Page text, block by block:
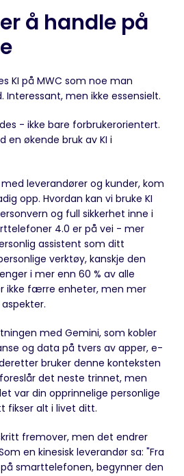
å handle på
KI på MWC som noe man
men ikke essensielt.
- ikke bare forbrukerorientert.
en økende bruk av KI i
leverandører og kunder, kom
opp. Hvordan kan vi bruke KI
og full sikkerhet inne i
4.0 er på vei - mer
assistent som ditt
verktøy, kanskje den
i mer enn 60 % av alle
ikke færre enheter, men mer
med Gemini, som kobler
og data på tvers av apper, e-
bruker denne konteksten
det neste trinnet, men
var din opprinnelige personlige
fikser alt i livet ditt.
fremover, men det endrer
en kinesisk leverandør sa: "Fra
smarttelefonen, begynner den